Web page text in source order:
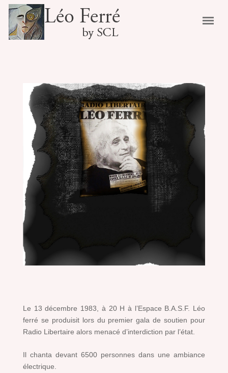
Le 13 décembre 1983, à 20 H à l’Espace B.A.S.F. Léo
ferré se produisit lors du premier gala de soutien pour
Radio Libertaire alors menacé d’interdiction par l’état.
Il chanta devant 6500 personnes dans une ambiance
électrique.